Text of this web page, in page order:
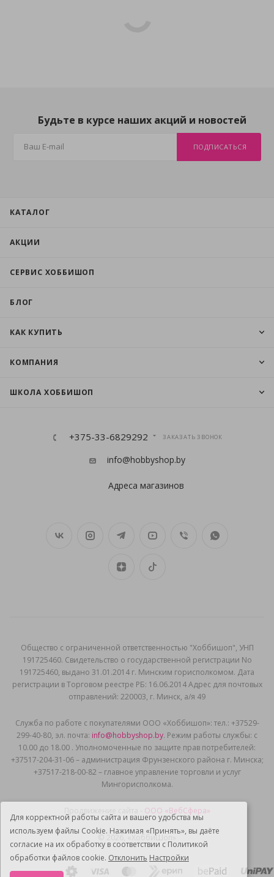
Для корректной работы сайта и вашего удобства мы
используем файлы Cookie. Нажимая «Принять», вы даёте
согласие на их обработку в соответствии с Политикой
обработки файлов cookie. Отклонить Настройки
Будьте в курсе наших акций и новостей
ПОДПИСАТЬСЯ
КАТАЛОГ
АКЦИИ
СЕРВИС ХОББИШОП
БЛОГ
КАК КУПИТЬ
КОМПАНИЯ
ШКОЛА ХОББИШОП
+375-33-6829292 ЗАКАЗАТЬ ЗВОНОК
info@hobbyshop.by
Адреса магазинов
Общеcтво с ограниченной ответственностью "Хоббишоп", УНП
191725460. Свидетельство о государственной регистрации No
191725460, выдано 31.01.2014 г. Минским горисполкомом. Дата
регистрации в Торговом реестре РБ: 16.06.2014 Адрес для почтовых
отправлений: 220003, г. Минск, а/я 49
Служба по работе с покупателями ООО «Хоббишоп»: тел.: +37529-
299-40-80, эл. почта: info@hobbyshop.by. Режим работы службы: с
10.00 до 18.00 . Уполномоченные по защите прав потребителей:
+37517-204-31-06 – администрация Фрунзенского района г. Минска;
+37517-218-00-82 – главное управление торговли и услуг
Мингорисполкома.
Продвижение сайта - ООО «ВебСфера»
© 2026, «ХоббиШоп»